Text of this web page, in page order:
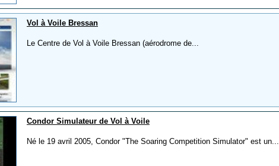
Vol à Voile Bressan
Le Centre de Vol à Voile Bressan (aérodrome de...
Condor Simulateur de Vol à Voile
Né le 19 avril 2005, Condor "The Soaring Competition Simulator" est un...